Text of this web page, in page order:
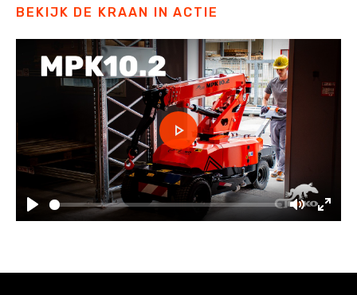
BEKIJK DE KRAAN IN ACTIE
Play MuteEnter
Play